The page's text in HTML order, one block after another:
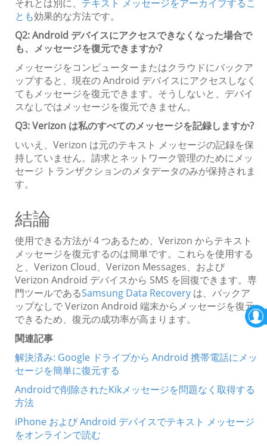
それとは別に、 テキスト メッセージをアーカイブするこ
とも効果的な方法です。
Q2: Android デバイスにアクセスできなくなった場合で
も、メッセージを復元できますか?
メッセージをコンピューターまたはクラウドにバックア
ップすると、現在の Android デバイスにアクセスしなく
てもメッセージを復元できます。そうしないと、デバイ
スなしではメッセージを復元できません。
Q3: Verizon は私のすべてのメッセージを記録しますか?
いいえ、Verizon は元のテキスト メッセージの記録を保
持していません。請求とネットワーク管理のためにメッ
セージ トランザクションのメタデータのみが保持されま
す。
結論
使用できる方法が 4 つあるため、Verizon からテキスト
メッセージを復元するのは簡単です。これらを使用する
と、Verizon Cloud、Verizon Messages、および
Verizon Android デバイスから SMS を回復できます。専
門ツールであるSamsung Data Recovery は、バックア
ップなしで Verizon Android 端末からメッセージを復元
できるため、復元の成功率が高まります。
関連記事
解決済み: Google ドライブから Android 携帯電話にメッ
セージを簡単に復元する
Androidで削除されたKikメッセージを問題なく取得する
方法
iPhone および Android デバイスでテキスト メッセージ
をオンラインで読む